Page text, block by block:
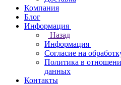
Компания
Блог
Информация
Назад
Информация
Согласие на
Политика в
данных
Контакты